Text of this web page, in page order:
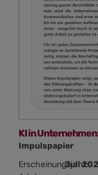
KI in
Impulspapier
Erscheinungsjahr:
Juli